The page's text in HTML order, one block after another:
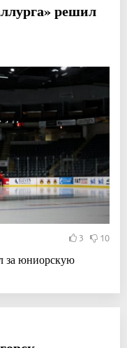
решил
3 10
за юниорскую